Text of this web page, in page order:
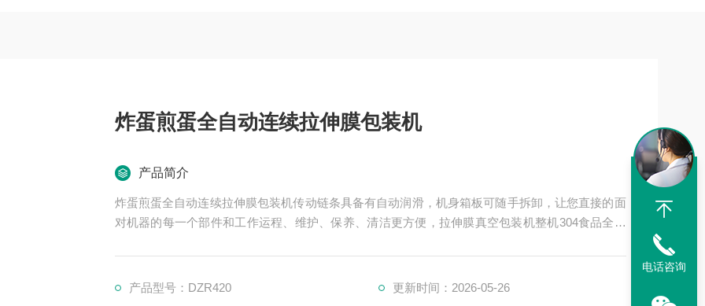
炸蛋煎蛋全自动连续拉伸膜包装机
产品简介
炸蛋煎蛋全自动连续拉伸膜包装机传动链条具备有自动润滑，机身箱板可随手拆卸，让您直接的面
对机器的每一个部件和工作运程、维护、保养、清洁更方便，拉伸膜真空包装机整机304食品全不
产品型号：DZR420 更新时间：2026-05-26
电话咨询